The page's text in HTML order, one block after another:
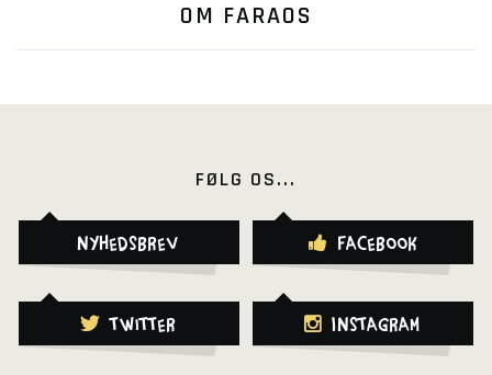
OM FARAOS
FØLG OS...
Nyhedsbrev Facebook
Twitter Instagram